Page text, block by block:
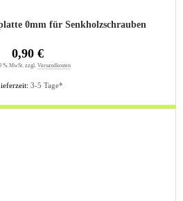
0mm für Senkholzschrauben
3-5 Tage*
0,90 €
% MwSt. zzgl. Versandkosten